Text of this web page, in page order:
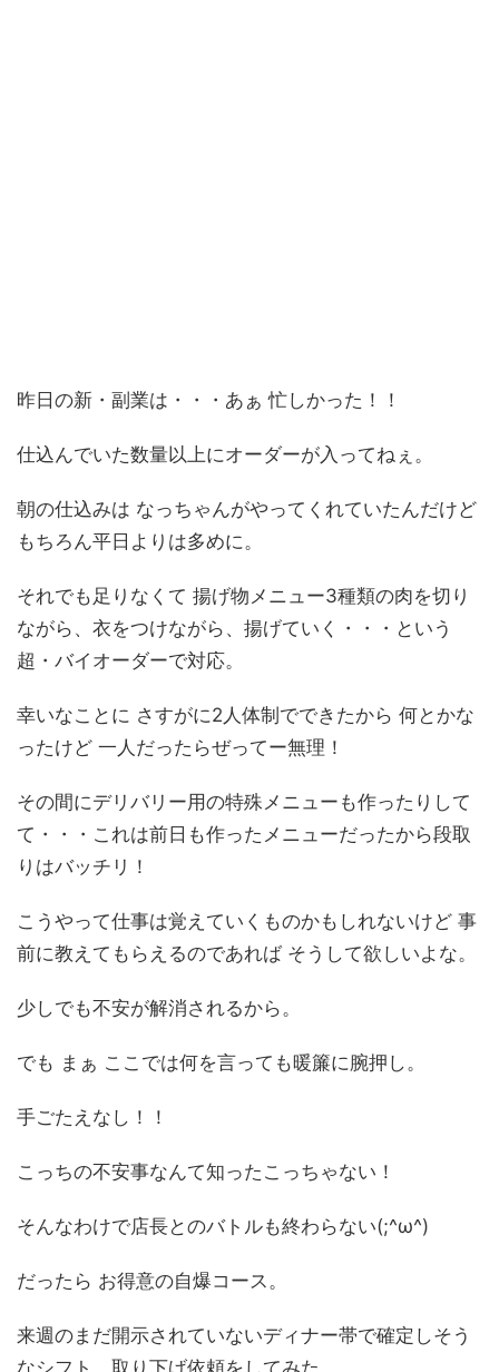
昨日の新・副業は・・・あぁ 忙しかった！！
仕込んでいた数量以上にオーダーが入ってねぇ。
朝の仕込みは なっちゃんがやってくれていたんだけど
もちろん平日よりは多めに。
それでも足りなくて 揚げ物メニュー3種類の肉を切り
ながら、衣をつけながら、揚げていく・・・という
超・バイオーダーで対応。
幸いなことに さすがに2人体制でできたから 何とかな
ったけど 一人だったらぜってー無理！
その間にデリバリー用の特殊メニューも作ったりして
て・・・これは前日も作ったメニューだったから段取
りはバッチリ！
こうやって仕事は覚えていくものかもしれないけど 事
前に教えてもらえるのであれば そうして欲しいよな。
少しでも不安が解消されるから。
でも まぁ ここでは何を言っても暖簾に腕押し。
手ごたえなし！！
こっちの不安事なんて知ったこっちゃない！
そんなわけで店長とのバトルも終わらない(;^ω^)
だったら お得意の自爆コース。
来週のまだ開示されていないディナー帯で確定しそう